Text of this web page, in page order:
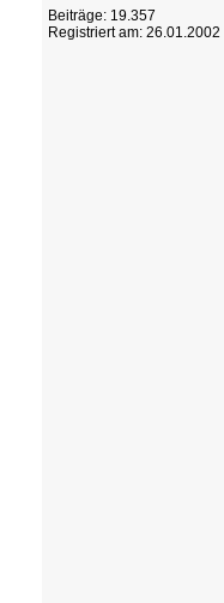
Beiträge: 19.357
Registriert am: 26.01.2002